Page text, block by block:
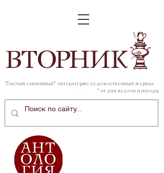
ВТОРНИК
Толстый зависимый* литературно-художественный журнал
* от дня недели и погоды